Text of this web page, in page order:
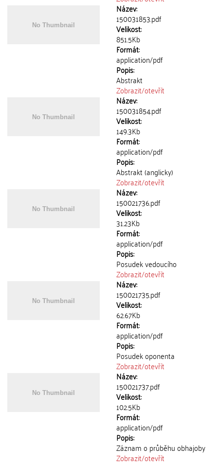
Název:
150031853.pdf
Velikost:
851.5Kb
Formát:
application/pdf
Popis:
Abstrakt
Zobrazit/otevřít
Název:
150031854.pdf
Velikost:
149.3Kb
Formát:
application/pdf
Popis:
Abstrakt (anglicky)
Zobrazit/otevřít
Název:
150021736.pdf
Velikost:
31.23Kb
Formát:
application/pdf
Popis:
Posudek vedoucího
Zobrazit/otevřít
Název:
150021735.pdf
Velikost:
62.67Kb
Formát:
application/pdf
Popis:
Posudek oponenta
Zobrazit/otevřít
Název:
150021737.pdf
Velikost:
102.5Kb
Formát:
application/pdf
Popis:
Záznam o průběhu obhajoby
Zobrazit/otevřít